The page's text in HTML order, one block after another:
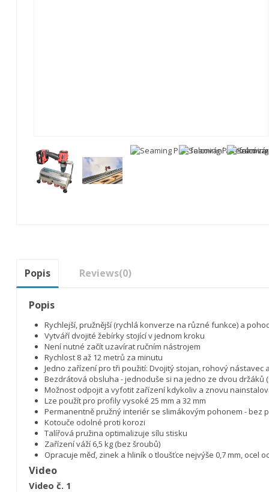
Popis Reviews(0)
Popis
Rychlejší, pružnější (rychlá konverze na různé funkce) a
Vytváří dvojité žebírky stojící v jednom kroku
Není nutné začít uzavírat ručním nástrojem
Rychlost 8 až 12 metrů za minutu
Jedno zařízení pro tři použití: Dvojitý stojan, rohový
Bezdrátová obsluha - jednoduše si na jedno ze dvou
Možnost odpojit a vyfotit zařízení kdykoliv a znovu
Lze použít pro profily vysoké 25 mm a 32 mm
Permanentně pružný interiér se slimákovým pohonem - bez
Kotouče odolné proti korozi
Talířová pružina optimalizuje sílu stisku
Zařízení váží 6,5 kg (bez šroubů)
Opracuje měď, zinek a hliník o tloušťce nejvýše 0,7 mm, ocel
Video
Video č. 1